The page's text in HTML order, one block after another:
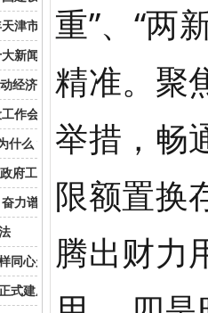
津市住建系统质量安全工作视频会
新闻
经济运行一季度良好开局全年整体
作会议召开
什么？
府工作报告》
力谱写社会组织发展新篇章
同心走过
式建成!
重”、“两
精准。聚
举措，畅
限额置换
腾出财力